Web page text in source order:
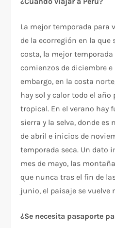
La mejor temporada para
de la ecorregión en la que
costa, la mejor temporada
comienzos de diciembre
embargo, en la costa
hay sol y calor todo el
tropical. En el verano hay
sierra y la selva, donde
de abril e inicios de
temporada seca. Un dato
mes de mayo, las
que nunca tras el fin de
junio, el paisaje se vuelve
¿Se necesita pasaporte